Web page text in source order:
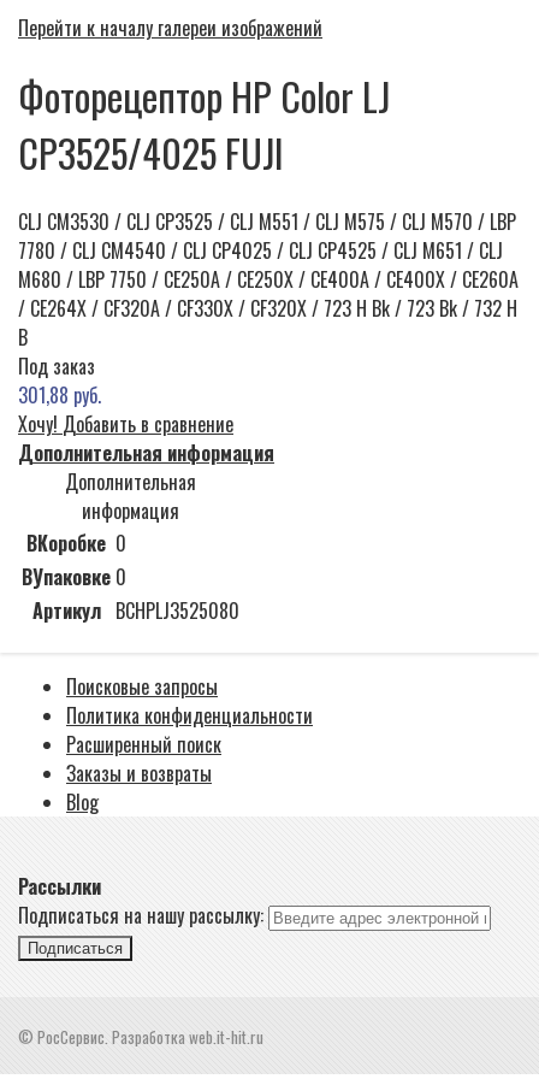
Перейти к началу галереи изображений
Фоторецептор HP Color LJ
CP3525/4025 FUJI
CLJ CM3530 / CLJ CP3525 / CLJ M551 / CLJ M575 / CLJ M570 / LBP
7780 / CLJ CM4540 / CLJ CP4025 / CLJ CP4525 / CLJ M651 / CLJ
M680 / LBP 7750 / CE250A / CE250X / CE400A / CE400X / CE260A
/ CE264X / CF320A / CF330X / CF320X / 723 H Bk / 723 Bk / 732 H
B
Под заказ
301,88 руб.
Хочу! Добавить в сравнение
Дополнительная информация
Дополнительная
информация
ВКоробке 0
ВУпаковке 0
Артикул BCHPLJ3525080
Поисковые запросы
Политика конфиденциальности
Расширенный поиск
Заказы и возвраты
Blog
Рассылки
Подписаться на нашу рассылку:
Подписаться
© РосСервис. Разработка web.it-hit.ru